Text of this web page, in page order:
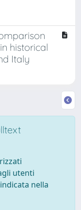
historical
Italy
utenti
nella